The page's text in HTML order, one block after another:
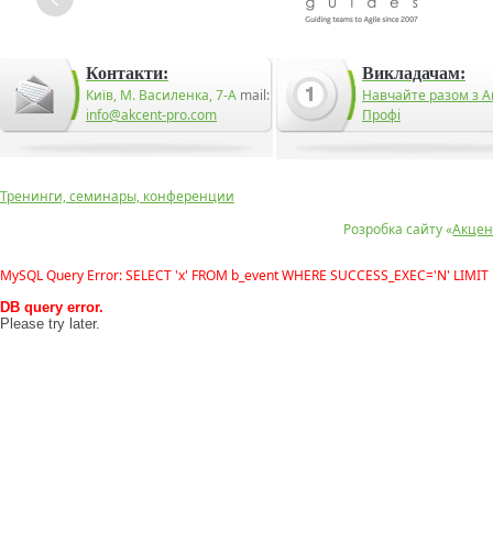
Контакти:
Київ, М. Василенка, 7-А mail:
info@akcent-pro.com
Викладачам:
Навчайте разом з
Профі
Розробка сайту «
Тренинги, семинары, конференции
MySQL Query Error: SELECT 'x' FROM b_event WHERE SUCCESS_EXEC='N' LIMIT
DB query error.
Please try later.